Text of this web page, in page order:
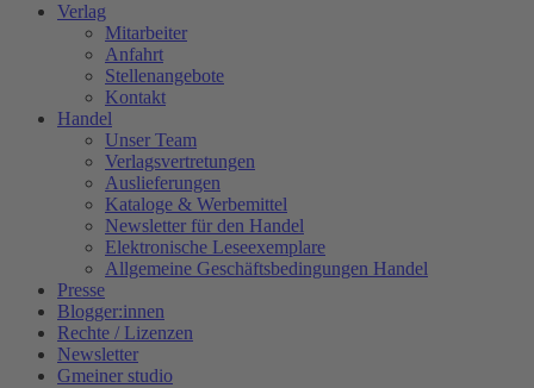
Verlag
Mitarbeiter
Anfahrt
Stellenangebote
Kontakt
Handel
Unser Team
Verlagsvertretungen
Auslieferungen
Kataloge & Werbemittel
Newsletter für den Handel
Elektronische Leseexemplare
Allgemeine Geschäftsbedingungen Handel
Presse
Blogger:innen
Rechte / Lizenzen
Newsletter
Gmeiner studio